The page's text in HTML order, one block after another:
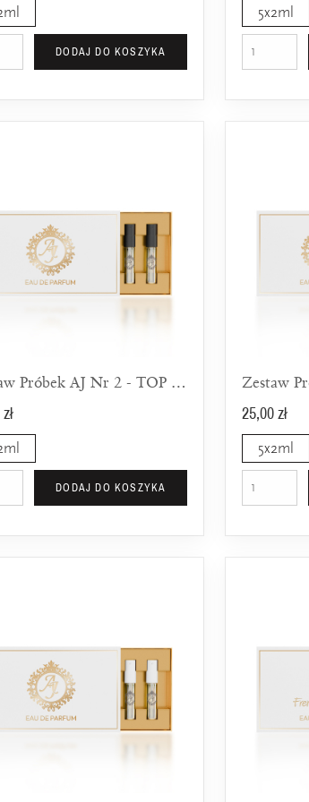
DODAJ DO KOSZYKA
5x2ml
Zestaw Próbek AJ Nr 2 - TOP 5 Dla Mężczyzn
DODAJ DO KOSZYKA
25,00 zł
5x2ml